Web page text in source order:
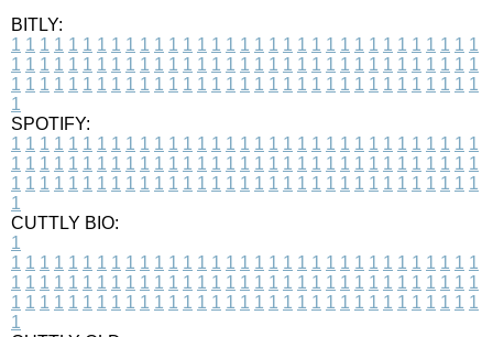
BITLY:
1 1 1 1 1 1 1 1 1 1 1 1 1 1 1 1 1 1 1 1 1 1 1 1 1 1 1 1 1 1 1 1 1
1 1 1 1 1 1 1 1 1 1 1 1 1 1 1 1 1 1 1 1 1 1 1 1 1 1 1 1 1 1 1 1 1
1 1 1 1 1 1 1 1 1 1 1 1 1 1 1 1 1 1 1 1 1 1 1 1 1 1 1 1 1 1 1 1 1
1
SPOTIFY:
1 1 1 1 1 1 1 1 1 1 1 1 1 1 1 1 1 1 1 1 1 1 1 1 1 1 1 1 1 1 1 1 1
1 1 1 1 1 1 1 1 1 1 1 1 1 1 1 1 1 1 1 1 1 1 1 1 1 1 1 1 1 1 1 1 1
1 1 1 1 1 1 1 1 1 1 1 1 1 1 1 1 1 1 1 1 1 1 1 1 1 1 1 1 1 1 1 1 1
1
CUTTLY BIO:
1
1 1 1 1 1 1 1 1 1 1 1 1 1 1 1 1 1 1 1 1 1 1 1 1 1 1 1 1 1 1 1 1 1
1 1 1 1 1 1 1 1 1 1 1 1 1 1 1 1 1 1 1 1 1 1 1 1 1 1 1 1 1 1 1 1 1
1 1 1 1 1 1 1 1 1 1 1 1 1 1 1 1 1 1 1 1 1 1 1 1 1 1 1 1 1 1 1 1 1
1